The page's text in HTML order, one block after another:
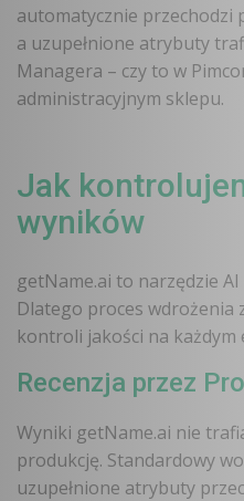
automatycznie przechodzi
a uzupełnione atrybuty
Managera – czy to w
administracyjnym sklepu.
Jak
wyników
getName.ai to narzędzie
Dlatego proces wdrożenia
kontroli jakości na każdym
Recenzja przez
Wyniki getName.ai nie
produkcję. Standardowy
uzupełnione atrybuty